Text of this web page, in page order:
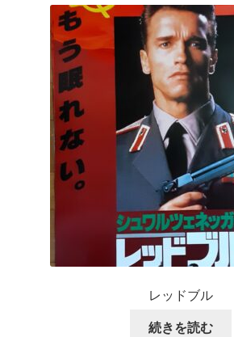
レッドブル
続きを読む